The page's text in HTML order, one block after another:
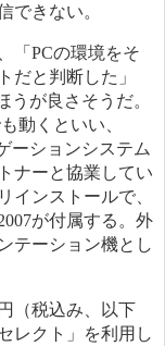
できない。
「PCの環境をそ
だと判断した」
うが良さそうだ。
動くといい、
ーションシステム
ナーと協業してい
インストールで、
が付属する。外
テーション機とし
（税込み、以下
レクト」を利用し